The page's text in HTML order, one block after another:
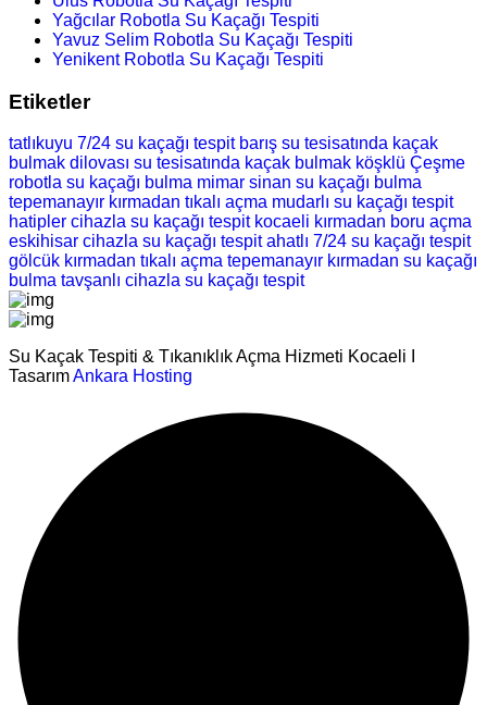
Yağcılar Robotla Su Kaçağı Tespiti
Yavuz Selim Robotla Su Kaçağı Tespiti
Yenikent Robotla Su Kaçağı Tespiti
Etiketler
tatlıkuyu 7/24 su kaçağı tespit barış su tesisatında kaçak
bulmak dilovası su tesisatında kaçak bulmak köşklü Çeşme
robotla su kaçağı bulma mimar sinan su kaçağı bulma
tepemanayır kırmadan tıkalı açma mudarlı su kaçağı tespit
hatipler cihazla su kaçağı tespit kocaeli kırmadan boru açma
eskihisar cihazla su kaçağı tespit ahatlı 7/24 su kaçağı tespit
gölcük kırmadan tıkalı açma tepemanayır kırmadan su kaçağı
bulma tavşanlı cihazla su kaçağı tespit
Su Kaçak Tespiti & Tıkanıklık Açma Hizmeti Kocaeli I
TasarımAnkara Hosting